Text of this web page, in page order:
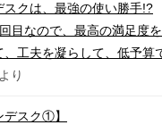
スクは、最強の使い勝手!?
目なので、最高の満足度
工夫を凝らして、低予算
より
デスク①】